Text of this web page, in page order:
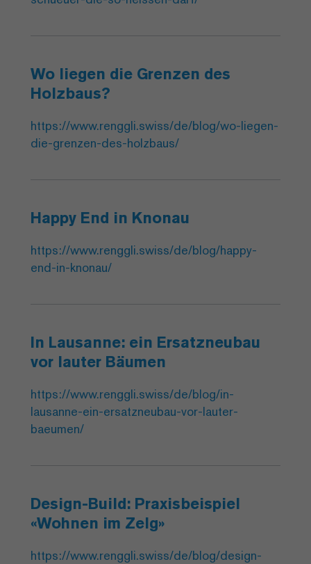
Wo liegen die Grenzen des
Holzbaus?
https://www.renggli.swiss/de/blog/wo-liegen-
die-grenzen-des-holzbaus/
Happy End in Knonau
https://www.renggli.swiss/de/blog/happy-
end-in-knonau/
In Lausanne: ein Ersatzneubau
vor lauter Bäumen
https://www.renggli.swiss/de/blog/in-
lausanne-ein-ersatzneubau-vor-lauter-
baeumen/
Design-Build: Praxisbeispiel
«Wohnen im Zelg»
https://www.renggli.swiss/de/blog/design-